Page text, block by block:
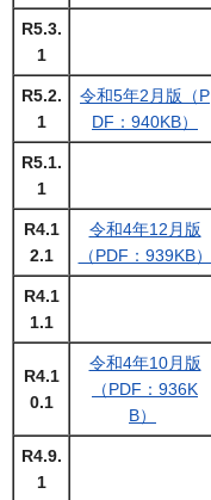
R5.3.
1
R5.2.
1
令和5年2月版（P
DF：940KB）
R5.1.
1
R4.1
2.1
令和4年12月版
（PDF：939KB）
R4.1
1.1
R4.1
0.1
令和4年10月版
（PDF：936K
B）
R4.9.
1